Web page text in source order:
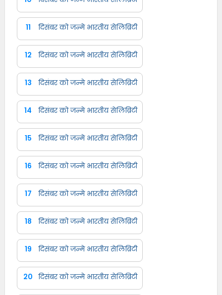
11 दिसंबर को जन्मे भारतीय सेलिब्रिटी
12 दिसंबर को जन्मे भारतीय सेलिब्रिटी
13 दिसंबर को जन्मे भारतीय सेलिब्रिटी
14 दिसंबर को जन्मे भारतीय सेलिब्रिटी
15 दिसंबर को जन्मे भारतीय सेलिब्रिटी
16 दिसंबर को जन्मे भारतीय सेलिब्रिटी
17 दिसंबर को जन्मे भारतीय सेलिब्रिटी
18 दिसंबर को जन्मे भारतीय सेलिब्रिटी
19 दिसंबर को जन्मे भारतीय सेलिब्रिटी
20 दिसंबर को जन्मे भारतीय सेलिब्रिटी